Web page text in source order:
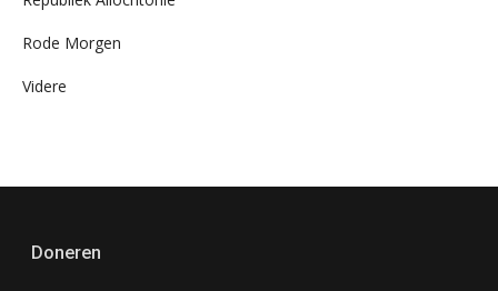
Rode Morgen
Videre
Doneren